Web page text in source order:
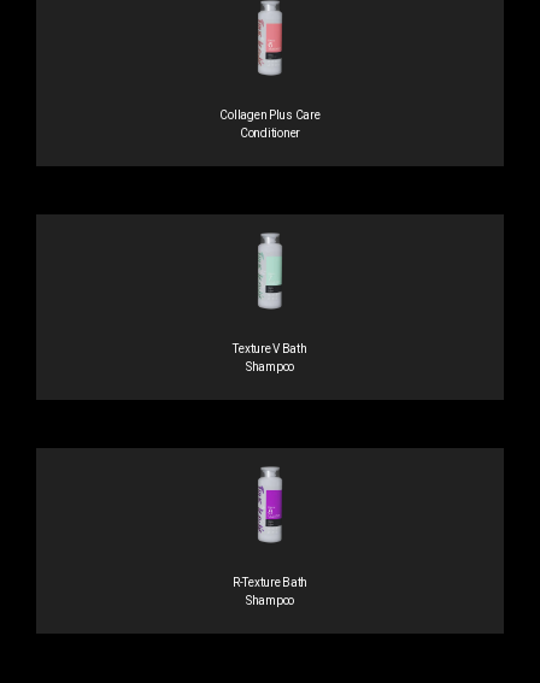
Collagen Plus Care
Conditioner
Texture V Bath
Shampoo
R-Texture Bath
Shampoo